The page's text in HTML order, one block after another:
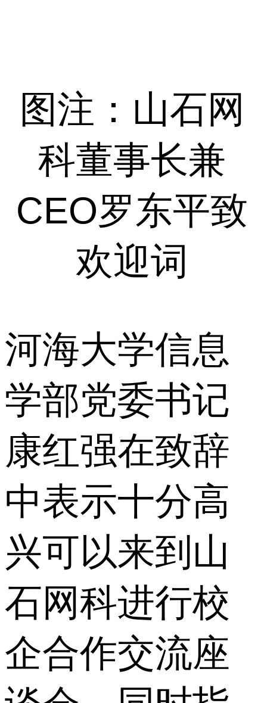
图注：山石网
科董事长兼
CEO罗东平致
欢迎词
河海大学信息
学部党委书记
康红强在致辞
中表示十分高
兴可以来到山
石网科进行校
企合作交流座